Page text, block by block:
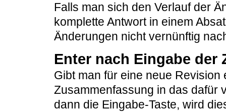
Falls man sich den Verlauf der
komplette Antwort in einem
Änderungen nicht vernünftig
Enter nach Eingabe der
Gibt man für eine neue Revision
Zusammenfassung in das dafür
dann die Eingabe-Taste, wird